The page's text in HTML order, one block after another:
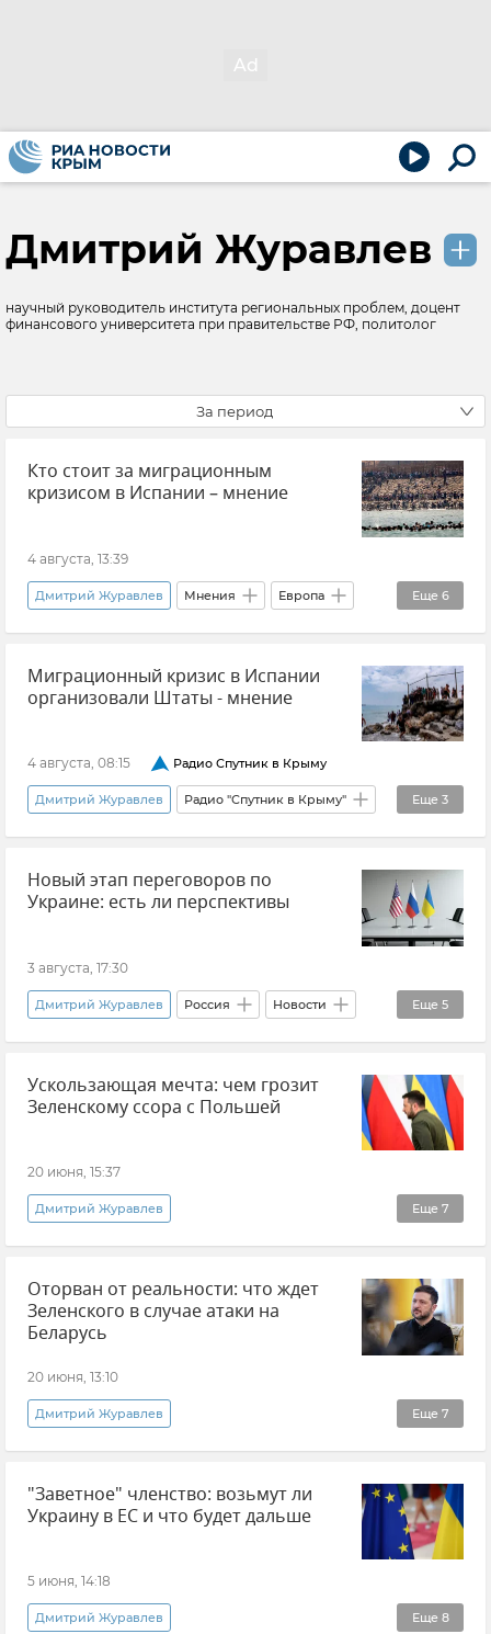
Дмитрий Журавлев
научный руководитель института региональных проблем, доцент
финансового университета при правительстве РФ, политолог
За период
Кто стоит за миграционным
кризисом в Испании – мнение
4 августа, 13:39
Еще 6
Дмитрий Журавлев Мнения Европа
США Политика
Нелегальные мигранты Мигранты
В мире
Миграционный кризис в Испании
организовали Штаты - мнение
4 августа, 08:15 Радио Спутник в Крыму
Еще 3
Дмитрий Журавлев Радио "Спутник в Крыму"
Нелегальные мигранты Испания США
Новый этап переговоров по
Украине: есть ли перспективы
3 августа, 17:30
Еще 5
Дмитрий Журавлев Россия Новости
Украина США Дональд Трамп
Переговоры Политика
Ускользающая мечта: чем грозит
Зеленскому ссора с Польшей
20 июня, 15:37
Еще 7
Дмитрий Журавлев
Эксклюзивы РИА Новости Крым Польша
Украина Владимир Зеленский
Награды
Оторван от реальности: что ждет
Зеленского в случае атаки на
Беларусь
20 июня, 13:10
Еще 7
Дмитрий Журавлев
Эксклюзивы РИА Новости Крым
Владимир Зеленский Украина
Мнения Белоруссия
Политика
"Заветное" членство: возьмут ли
Украину в ЕС и что будет дальше
5 июня, 14:18
Еще 8
Дмитрий Журавлев